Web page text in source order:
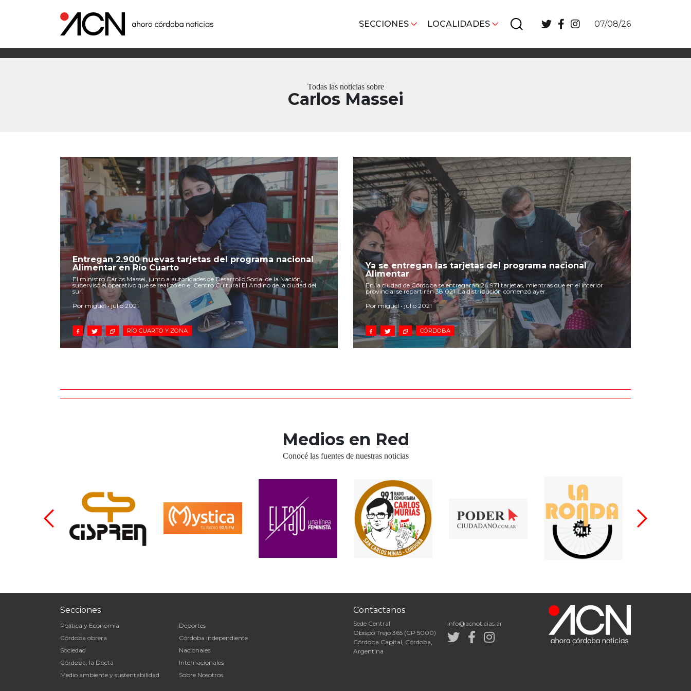
SECCIONES LOCALIDADES 07/08/26
Todas las noticias sobre
Carlos Massei
Entregan 2.900 nuevas tarjetas del programa nacional
Alimentar en Río Cuarto
El ministro Carlos Massei, junto a autoridades de Desarrollo Social de la Nación,
supervisó el operativo que se realizó en el Centro Cultural El Andino de la ciudad del
sur.
Por miguel • julio 2021
RÍO CUARTO Y ZONA
Ya se entregan las tarjetas del programa nacional
Alimentar
En la ciudad de Córdoba se entregarán 24.971 tarjetas, mientras que en el interior
provincial se repartirán 38.021. La distribución comenzó ayer.
Por miguel • julio 2021
CÓRDOBA
Medios en Red
Conocé las fuentes de nuestras noticias
Secciones
Política y Economía
Córdoba obrera
Sociedad
Córdoba, la Docta
Medio ambiente y sustentabilidad
Deportes
Córdoba independiente
Nacionales
Internacionales
Sobre Nosotros
Contactanos
Sede Central
Obispo Trejo 365 (CP 5000)
Córdoba Capital, Córdoba,
Argentina
info@acnoticias.ar